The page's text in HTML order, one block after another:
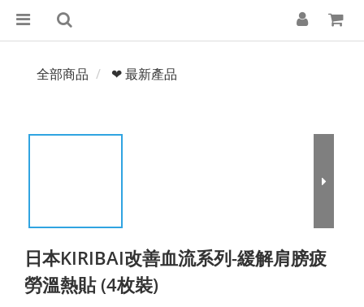
全部商品 ❤ 最新產品
日本KIRIBAI改善血流系列-緩解肩膀疲
勞溫熱貼 (4枚裝)